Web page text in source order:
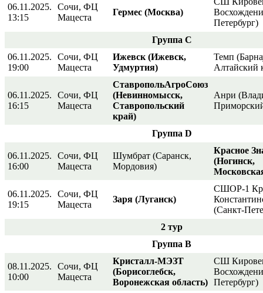
06.11.2025.
13:15
Сочи, ФЦ
Мацеста
Гермес (Москва)
Петербург)
Группа С
06.11.2025.
19:00
Сочи, ФЦ
Мацеста
Ижевск (Ижевск,
Удмуртия)
Темп
Алтайский
06.11.2025.
16:15
Сочи, ФЦ
Мацеста
СтавропольАгроСоюз
(Невинномысск,
Ставропольский
край)
Анри
Группа D
06.11.2025.
16:00
Сочи, ФЦ
Мацеста
Шумбрат (Саранск,
Мордовия)
Красное
(Ногинск,
06.11.2025.
19:15
Сочи, ФЦ
Мацеста
Заря (Луганск)
СШОР-1
(Санкт-
2 тур
Группа В
08.11.2025.
10:00
Сочи, ФЦ
Мацеста
Кристалл-МЭЗТ
(Борисоглебск,
Воронежская область)
СШ
Петербург)